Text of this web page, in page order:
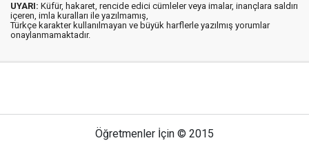
UYARI: Küfür, hakaret, rencide edici cümleler veya imalar, inançlara saldırı
içeren, imla kuralları ile yazılmamış,
Türkçe karakter kullanılmayan ve büyük harflerle yazılmış yorumlar
onaylanmamaktadır.
Öğretmenler İçin © 2015